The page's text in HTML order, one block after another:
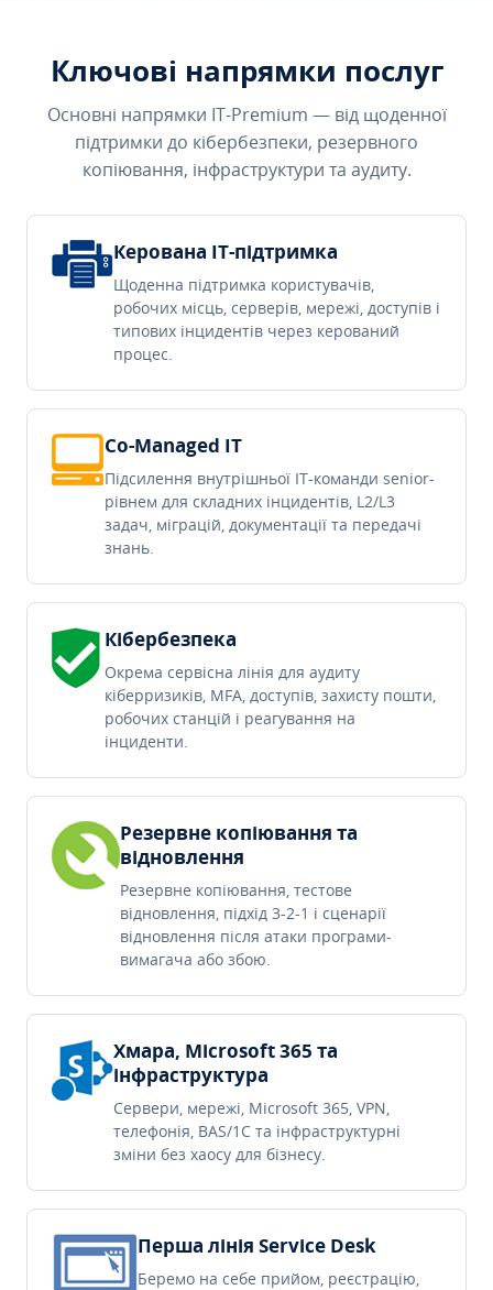
Ключові напрямки послуг
Основні напрямки IT-Premium — від щоденної
підтримки до кібербезпеки, резервного
копіювання, інфраструктури та аудиту.
Керована IT-підтримка
Щоденна підтримка користувачів,
робочих місць, серверів, мережі, доступів і
типових інцидентів через керований
процес.
Co-Managed IT
Підсилення внутрішньої IT-команди senior-
рівнем для складних інцидентів, L2/L3
задач, міграцій, документації та передачі
знань.
Кібербезпека
Окрема сервісна лінія для аудиту
кіберризиків, MFA, доступів, захисту пошти,
робочих станцій і реагування на
інциденти.
Резервне копіювання та
відновлення
Резервне копіювання, тестове
відновлення, підхід 3-2-1 і сценарії
відновлення після атаки програми-
вимагача або збою.
Хмара, Microsoft 365 та
інфраструктура
Сервери, мережі, Microsoft 365, VPN,
телефонія, BAS/1C та інфраструктурні
зміни без хаосу для бізнесу.
Перша лінія Service Desk
Беремо на себе прийом, реєстрацію,